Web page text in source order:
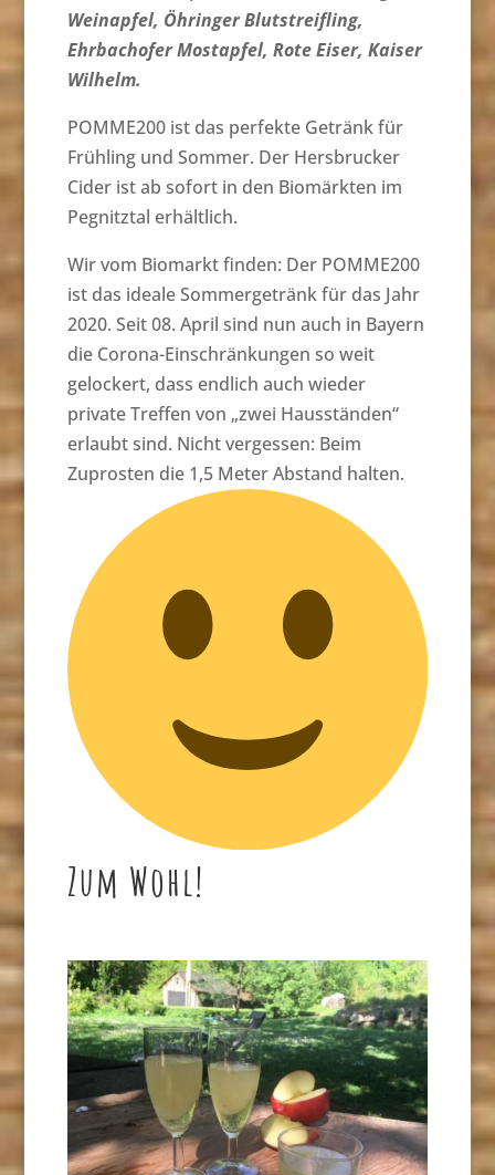
Weinapfel, Öhringer Blutstreifling,
Ehrbachofer Mostapfel, Rote Eiser, Kaiser
Wilhelm.
POMME200 ist das perfekte Getränk für
Frühling und Sommer. Der Hersbrucker
Cider ist ab sofort in den Biomärkten im
Pegnitztal erhältlich.
Wir vom Biomarkt finden: Der POMME200
ist das ideale Sommergetränk für das Jahr
2020. Seit 08. April sind nun auch in Bayern
die Corona-Einschränkungen so weit
gelockert, dass endlich auch wieder
private Treffen von „zwei Hausständen“
erlaubt sind. Nicht vergessen: Beim
Zuprosten die 1,5 Meter Abstand halten.
Zum Wohl!